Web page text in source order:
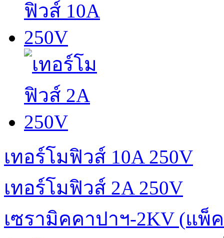
เทอร์โมฟิวส์ 10A 250V
เทอร์โมฟิวส์ 2A 250V
เซรามิคคาปาฯ-2KV (แพ็